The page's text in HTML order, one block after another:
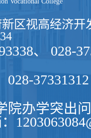
区视高经济开
、 028-
37331312
院办学突出